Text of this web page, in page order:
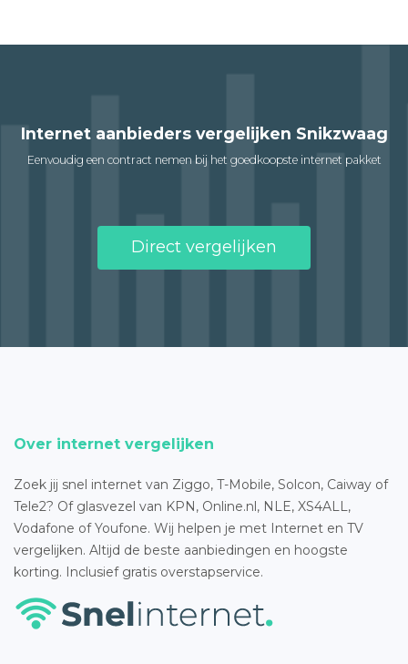
Internet aanbieders vergelijken Snikzwaag
Eenvoudig een contract nemen bij het goedkoopste internet pakket
Direct vergelijken
Over internet vergelijken
Zoek jij snel internet van Ziggo, T-Mobile, Solcon, Caiway of
Tele2? Of glasvezel van KPN, Online.nl, NLE, XS4ALL,
Vodafone of Youfone. Wij helpen je met Internet en TV
vergelijken. Altijd de beste aanbiedingen en hoogste
korting. Inclusief gratis overstapservice.